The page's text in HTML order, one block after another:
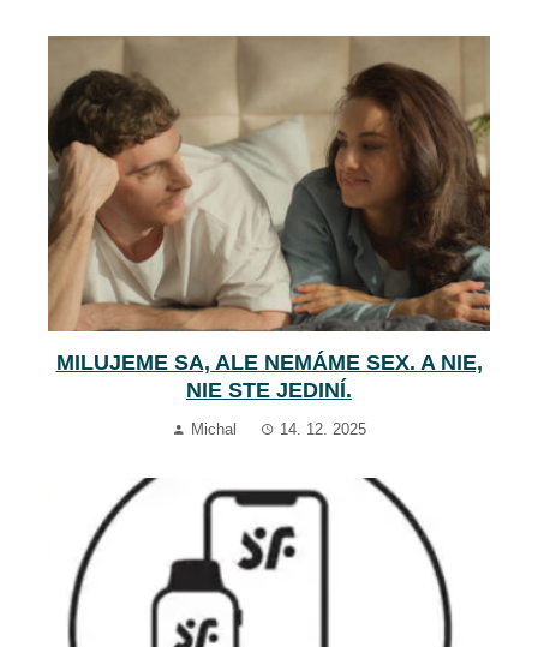
MILUJEME SA, ALE NEMÁME SEX. A NIE,
NIE STE JEDINÍ.
Michal 14. 12. 2025